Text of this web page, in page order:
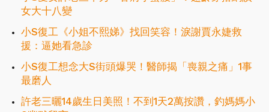
女大十八變
小S復工《小姐不熙娣》找回笑容！淚謝賈永婕救
援：逼她看急診
小S復工想念大S街頭爆哭！醫師揭「喪親之痛」1事
最磨人
許老三曬14歲生日美照！不到1天2萬按讚，釣媽媽小